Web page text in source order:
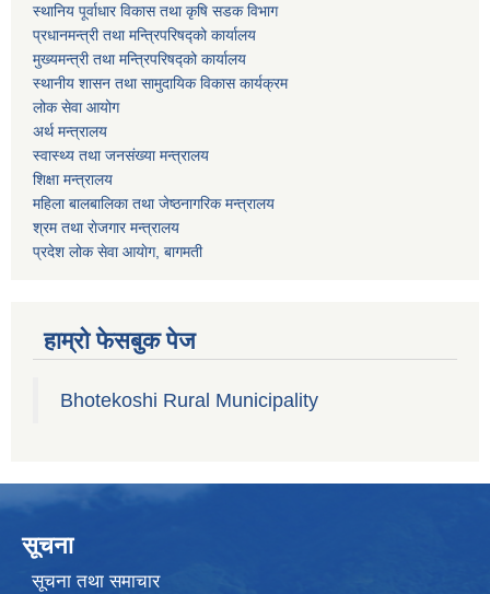
स्थानिय पूर्वाधार विकास तथा कृषि सडक विभाग
प्रधानमन्त्री तथा मन्त्रिपरिषद्को कार्यालय
मुख्यमन्त्री तथा मन्त्रिपरिषद्को कार्यालय
स्थानीय शासन तथा सामुदायिक विकास कार्यक्रम
लोक सेवा आयोग
अर्थ मन्त्रालय
स्वास्थ्य तथा जनस‌ंख्या मन्त्रालय
शिक्षा मन्त्रालय
महिला बालबालिका तथा जेष्ठनागरिक मन्त्रालय
श्रम तथा राेजगार मन्त्रालय
प्रदेश लोक सेवा आयाेग, बागमती
हाम्रो फेसबुक पेज
Bhotekoshi Rural Municipality
सूचना
सूचना तथा समाचार